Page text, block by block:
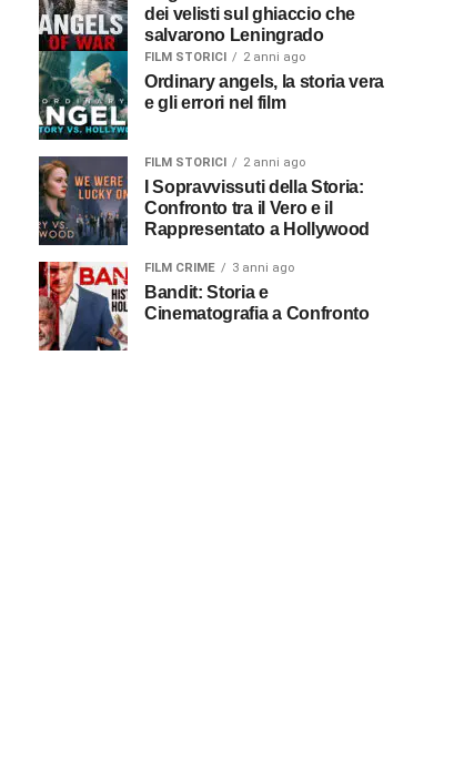
dei velisti sul ghiaccio che
salvarono Leningrado
FILM STORICI 2 anni ago
Ordinary angels, la storia vera
e gli errori nel film
FILM STORICI 2 anni ago
Confronto tra il Vero e il
Rappresentato a Hollywood
FILM CRIME 3 anni ago
Bandit: Storia e
Cinematografia a Confronto